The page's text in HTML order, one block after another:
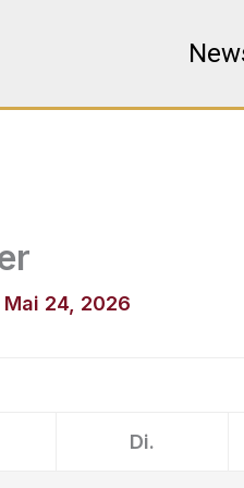
Mai 24, 2026
Di.